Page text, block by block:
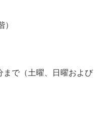
で（土曜、日曜および